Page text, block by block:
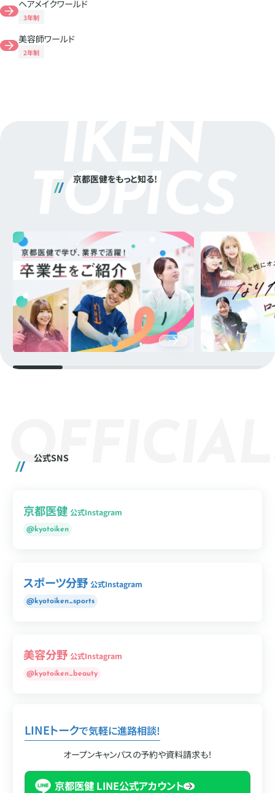
ヘアメイクワールド
3年制
美容師ワールド
2年制
京都医健をもっと知る!
TOPI
公式SNS
OF
京都医健公式Instagram
@kyotoiken
スポーツ分野公式Instagram
@kyotoiken_sports
美容分野 公式Instagram
@kyotoiken_beauty
LINEトークで気軽に進路相談!
オープンキャンパスの予約や資料請求も！
京都医健 LINE公式アカウント